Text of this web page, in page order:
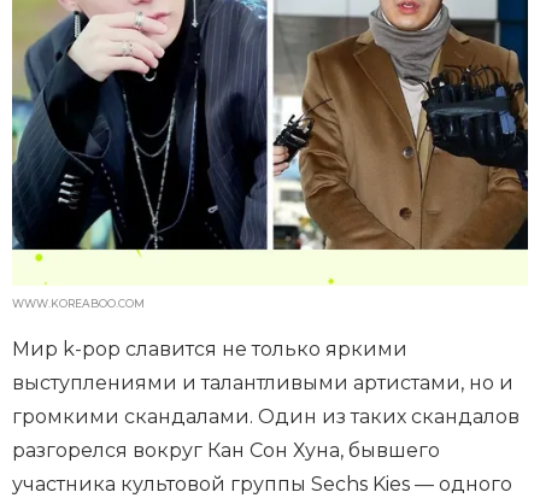
WWW.KOREABOO.COM
Мир k-pop славится не только яркими
выступлениями и талантливыми артистами, но и
громкими скандалами. Один из таких скандалов
разгорелся вокруг Кан Сон Хуна, бывшего
участника культовой группы Sechs Kies — одного